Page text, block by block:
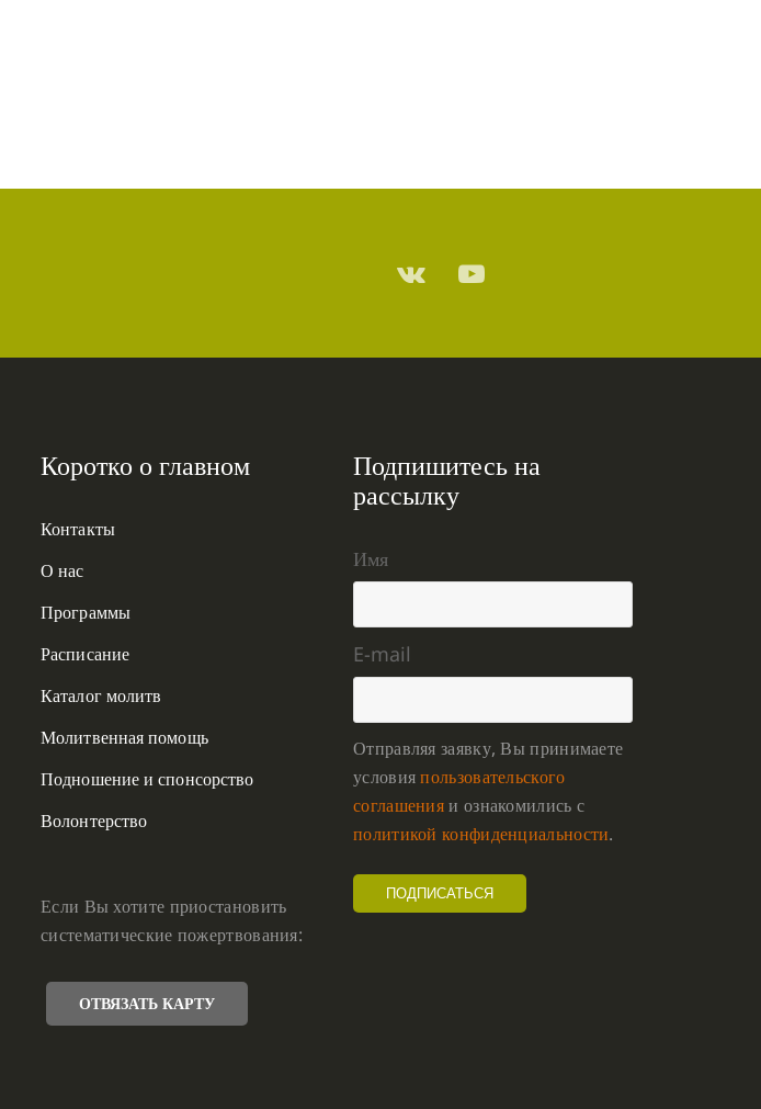
Коротко о главном
Контакты
О нас
Программы
Расписание
Каталог молитв
Молитвенная помощь
Подношение и спонсорство
Волонтерство
Если Вы хотите приостановить
систематические пожертвования:
ОТВЯЗАТЬ КАРТУ
Подпишитесь на
рассылку
Имя
E-mail
Отправляя заявку, Вы принимаете
условияпользовательского
соглашенияи ознакомились с
политикой конфиденциальности.